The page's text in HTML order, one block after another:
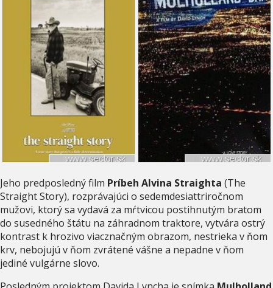
Jeho predposledný film Príbeh Alvina Straighta (The
Straight Story), rozprávajúci o sedemdesiattriročnom
mužovi, ktorý sa vydavá za mŕtvicou postihnutým bratom
do susedného štátu na záhradnom traktore, vytvára ostrý
kontrast k hrozivo viacznačným obrazom, nestrieka v ňom
krv, nebojujú v ňom zvrátené vášne a nepadne v ňom
jediné vulgárne slovo.